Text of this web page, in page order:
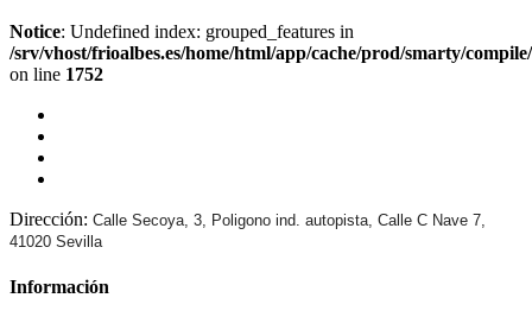
Notice: Undefined index: grouped_features in
/srv/vhost/frioalbes.es/home/html/app/cache/prod/smarty/
on line 1752
Dirección: Calle Secoya, 3, Poligono ind. autopista, Calle C Nave 7,
41020 Sevilla
Información